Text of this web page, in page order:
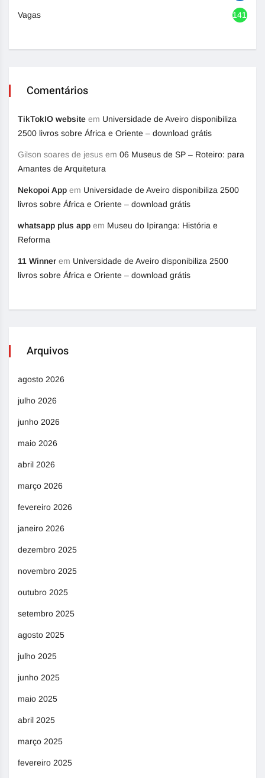
Vagas 1417
Comentários
TikTokIO website em Universidade de Aveiro disponibiliza
2500 livros sobre África e Oriente – download grátis
Gilson soares de jesus em 06 Museus de SP – Roteiro: para
Amantes de Arquitetura
Nekopoi App em Universidade de Aveiro disponibiliza 2500
livros sobre África e Oriente – download grátis
whatsapp plus app em Museu do Ipiranga: História e
Reforma
11 Winner em Universidade de Aveiro disponibiliza 2500
livros sobre África e Oriente – download grátis
Arquivos
agosto 2026
julho 2026
junho 2026
maio 2026
abril 2026
março 2026
fevereiro 2026
janeiro 2026
dezembro 2025
novembro 2025
outubro 2025
setembro 2025
agosto 2025
julho 2025
junho 2025
maio 2025
abril 2025
março 2025
fevereiro 2025